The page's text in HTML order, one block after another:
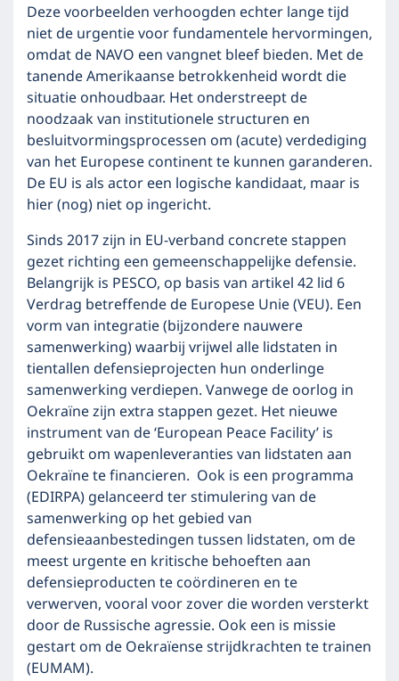
Deze voorbeelden verhoogden echter lange tijd
niet de urgentie voor fundamentele hervormingen,
omdat de NAVO een vangnet bleef bieden. Met de
tanende Amerikaanse betrokkenheid wordt die
situatie onhoudbaar. Het onderstreept de
noodzaak van institutionele structuren en
besluitvormingsprocessen om (acute) verdediging
van het Europese continent te kunnen garanderen.
De EU is als actor een logische kandidaat, maar is
hier (nog) niet op ingericht.
Sinds 2017 zijn in EU-verband concrete stappen
gezet richting een gemeenschappelijke defensie.
Belangrijk is PESCO, op basis van artikel 42 lid 6
Verdrag betreffende de Europese Unie (VEU). Een
vorm van integratie (bijzondere nauwere
samenwerking) waarbij vrijwel alle lidstaten in
tientallen defensieprojecten hun onderlinge
samenwerking verdiepen. Vanwege de oorlog in
Oekraïne zijn extra stappen gezet. Het nieuwe
instrument van de ‘European Peace Facility’ is
gebruikt om wapenleveranties van lidstaten aan
Oekraïne te financieren. Ook is een programma
(EDIRPA) gelanceerd ter stimulering van de
samenwerking op het gebied van
defensieaanbestedingen tussen lidstaten, om de
meest urgente en kritische behoeften aan
defensieproducten te coördineren en te
verwerven, vooral voor zover die worden versterkt
door de Russische agressie. Ook een is missie
gestart om de Oekraïense strijdkrachten te trainen
(EUMAM).